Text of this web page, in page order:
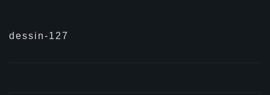
dessin-127